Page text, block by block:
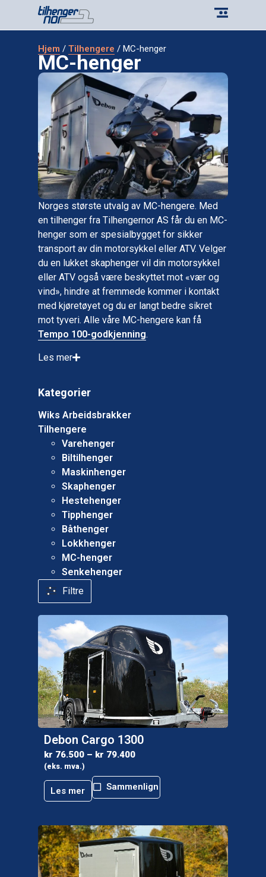
Hjem / Tilhengere / MC-henger
MC-henger
Norges største utvalg av MC-hengere. Med
en tilhenger fra Tilhengernor AS får du en MC-
henger som er spesialbygget for sikker
transport av din motorsykkel eller ATV. Velger
du en lukket skaphenger vil din motorsykkel
eller ATV også være beskyttet mot «vær og
vind», hindre at fremmede kommer i kontakt
med kjøretøyet og du er langt bedre sikret
mot tyveri. Alle våre MC-hengere kan få
Tempo 100-godkjenning.
Les mer
Kategorier
Wiks Arbeidsbrakker
Tilhengere
Varehenger
Biltilhenger
Maskinhenger
Skaphenger
Hestehenger
Tipphenger
Båthenger
Lokkhenger
MC-henger
Senkehenger
Filtre
Debon Cargo 1300
kr 76.500 – kr 79.400
(eks. mva.)
Les mer Sammenlign